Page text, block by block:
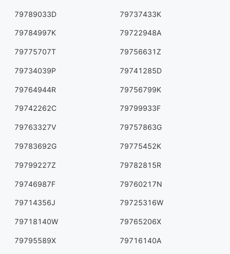
79789033D 79737433K
79784997K 79722948A
79775707T 79756631Z
79734039P 79741285D
79764944R 79756799K
79742262C 79799933F
79763327V 79757863G
79783692G 79775452K
79799227Z 79782815R
79746987F 79760217N
79714356J 79725316W
79718140W 79765206X
79795589X 79716140A